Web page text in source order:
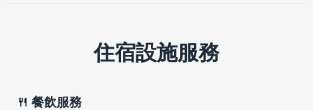
住宿設施服務
餐飲服務